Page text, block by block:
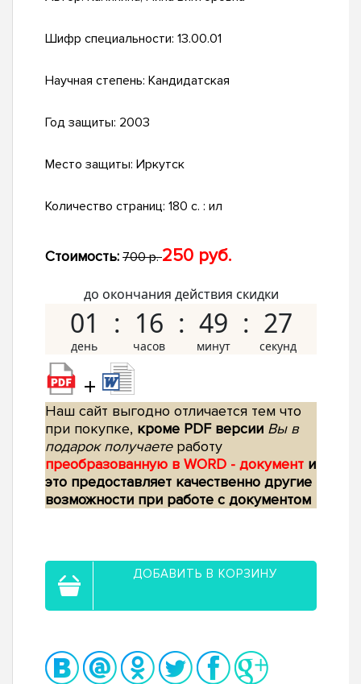
Шифр специальности: 13.00.01
Научная степень: Кандидатская
Год защиты: 2003
Место защиты: Иркутск
Количество страниц: 180 с. : ил
Стоимость: 700 р.250 руб.
до окончания действия скидки
01 16 49 26
+
Наш сайт выгодно отличается тем что
при покупке, кроме PDF версии Вы в
подарок получаетеработу
преобразованную в WORD - документ и
это предоставляет качественно другие
возможности при работе с документом
ДОБАВИТЬ В КОРЗИНУ